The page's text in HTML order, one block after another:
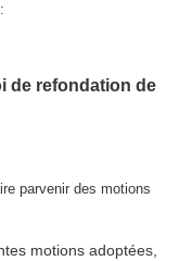
de refondation de
parvenir des motions
motions adoptées,